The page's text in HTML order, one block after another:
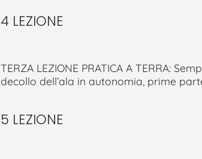
4 LEZIONE
TERZA LEZIONE PRATICA A TERRA:
decollo dell’ala in autonomia, prime
5 LEZIONE